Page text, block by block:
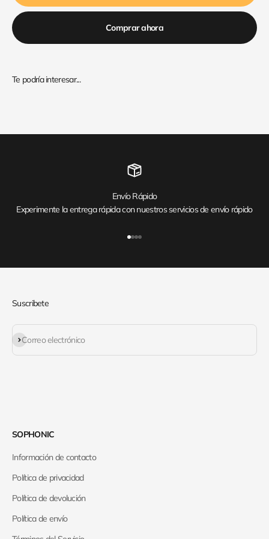
Comprar ahora
Envío Rápido
Experimente la entrega rápida con nuestros servicios de envío rápido
Suscribete
Correo electrónico
Suscribirse
SOPHONIC
Información de contacto
Política de privacidad
Política de devolución
Política de envío